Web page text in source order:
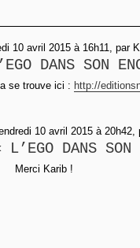
10 avril 2015 à 16h11, par
DANS SON
se trouve ici : http://
10 avril 2015 à 20h42,
L’EGO DANS SON
Merci Karib !